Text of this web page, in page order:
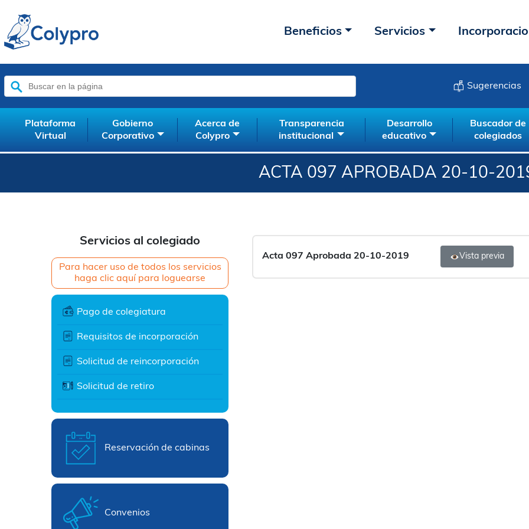
Beneficios Servicios
Buscar:
Sugerencias
Plataforma
Virtual
Gobierno
Corporativo
Acerca de
Colypro
Transparencia
institucional
Desarrollo
educativo
Buscador de
colegiados
ACTA 097 APROBADA 20-10-
Servicios al colegiado
Para hacer uso de todos los servicios
haga clic aquí para loguearse
Pago de colegiatura
Requisitos de incorporación
Solicitud de reincorporación
Solicitud de retiro
Reservación de cabinas
Convenios
Acta 097 Aprobada 20-10-2019 Vista previa